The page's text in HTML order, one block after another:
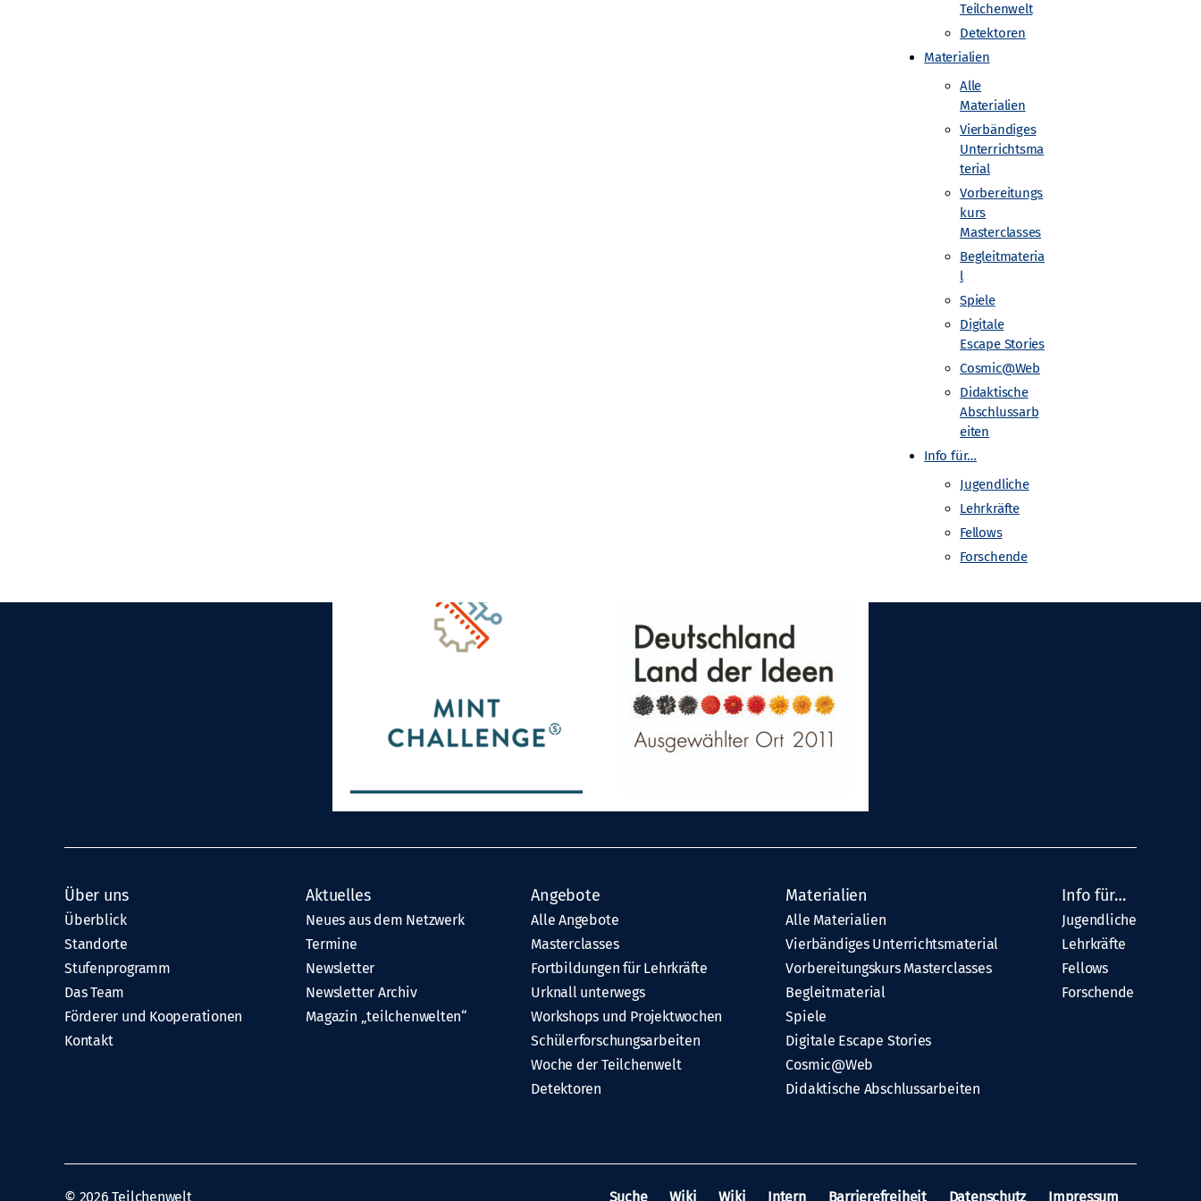
Teilchenwelt
Detektoren
Materialien
Alle
Materialien
Vierbändiges
Unterrichtsma
terial
Vorbereitungs
kurs
Masterclasses
Begleitmateria
l
Spiele
Digitale
Escape Stories
Cosmic@Web
Didaktische
Abschlussarb
eiten
Info für…
Jugendliche
Lehrkräfte
Fellows
Forschende
Astroteilchen-Projekttag
Gefördert von
Über uns
Überblick
Standorte
Stufenprogramm
Das Team
Förderer und Kooperationen
Kontakt
Aktuelles
Neues aus dem Netzwerk
Termine
Newsletter
Newsletter Archiv
Magazin „teilchenwelten“
Angebote
Alle Angebote
Masterclasses
Fortbildungen für Lehrkräfte
Urknall unterwegs
Workshops und Projektwochen
Schülerforschungsarbeiten
Woche der Teilchenwelt
Detektoren
Materialien
Alle Materialien
Vierbändiges Unterrichtsmaterial
Vorbereitungskurs Masterclasses
Begleitmaterial
Spiele
Digitale Escape Stories
Cosmic@Web
Didaktische Abschlussarbeiten
Info für…
Jugendliche
Lehrkräfte
Fellows
Forschende
© 2026Teilchenwelt Suche Wiki Wiki Intern Barrierefreiheit Datenschutz Impressum